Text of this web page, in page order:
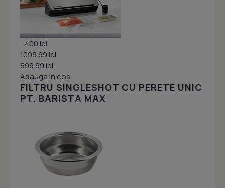
- 400 lei
1099.99 lei
699.99 lei
Adauga in cos
FILTRU SINGLESHOT CU PERETE UNIC
PT. BARISTA MAX